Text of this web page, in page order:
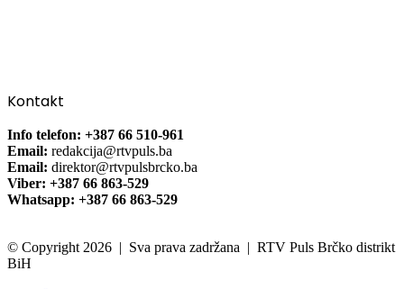
Kontakt
Info telefon: +387 66 510-961
Email: redakcija@rtvpuls.ba
Email: direktor@rtvpulsbrcko.ba
Viber: +387 66 863-529
Whatsapp: +387 66 863-529
© Copyright 2026 | Sva prava zadržana | RTV Puls Brčko distrikt
BiH